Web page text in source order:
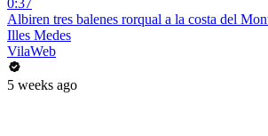
0:37
Albiren tres balenes rorqual a la costa del
Illes Medes
VilaWeb
5 weeks ago